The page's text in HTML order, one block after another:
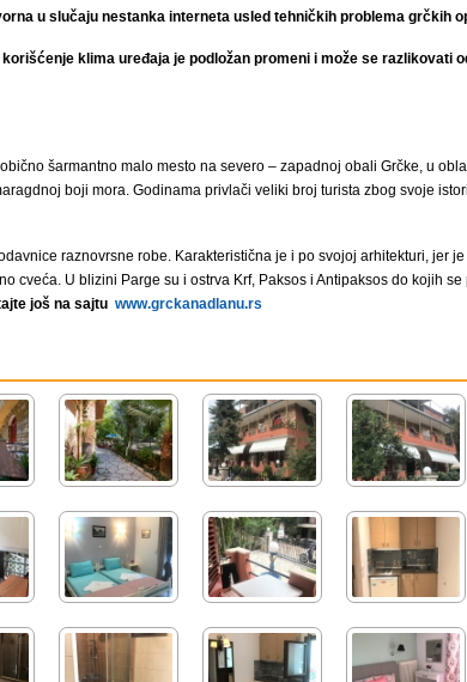
u slučaju nestanka interneta usled tehničkih problema grčkih
klima uređaja je podložan promeni i može se razlikovati
šarmantno malo mesto na severo – zapadnoj obali Grčke, u
boji mora. Godinama privlači veliki broj turista zbog svoje
raznovrsne robe. Karakteristična je i po svojoj arhitekturi, jer
cveća. U blizini Parge su i ostrva Krf, Paksos i Antipaksos do kojih
još na sajtu www.grckanadlanu.rs